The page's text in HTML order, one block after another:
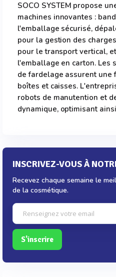
SOCO SYSTEM propose
machines innovantes :
l'emballage sécurisé,
pour la gestion des
pour le transport vertical,
l'emballage en carton. Les
de fardelage assurent une
boîtes et caisses.
robots de manutention et
dynamique, optimisant
INSCRIVEZ-VOUS À
Recevez chaque semaine le
de la cosmétique.
S'inscrire